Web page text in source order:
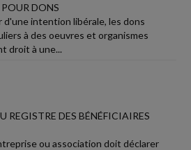
DONS
intention libérale, les dons
à des oeuvres et organismes
droit à une...
REGISTRE DES BÉNÉFICIAIRES
ou association doit déclarer